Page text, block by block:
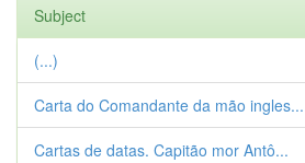
Subject
(...)
Carta do Comandante da mão ingles...
Cartas de datas. Capitão mor Antô...